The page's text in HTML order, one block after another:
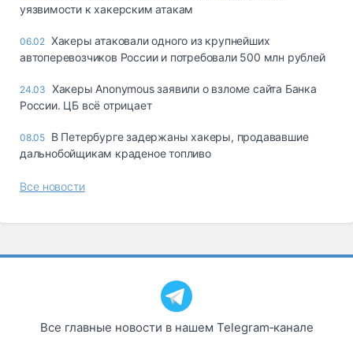
Склады и
грузовые
Коммерческий
транспорт
Спецтехника
автохимия
уязвимости к хакерским атакам
06.02 Хакеры атаковали одного из крупнейших
автоперевозчиков России и потребовали 500 млн рублей
24.03 Хакеры Anonymous заявили о взломе сайта Банка
России. ЦБ всё отрицает
08.05 В Петербурге задержаны хакеры, продававшие
дальнобойщикам краденое топливо
Все новости
Все главные новости в нашем Telegram‑канале